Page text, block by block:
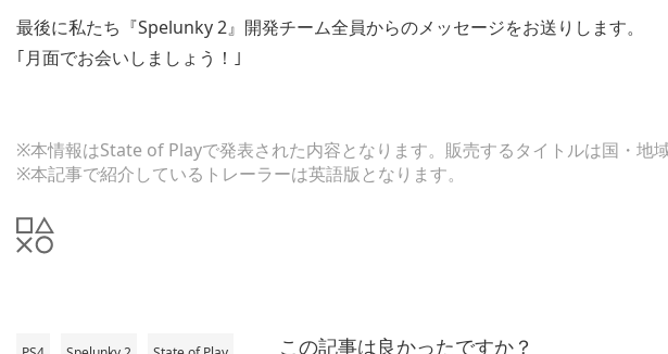
最後に私たち『Spelunky 2』開発チーム全員からのメッセージをお送りします。
｢月面でお会いしましょう！｣
※本情報はState of Playで発表された内容となります。販売するタイトルは国・地
※本記事で紹介しているトレーラーは英語版となります。
この記事は良かったですか？